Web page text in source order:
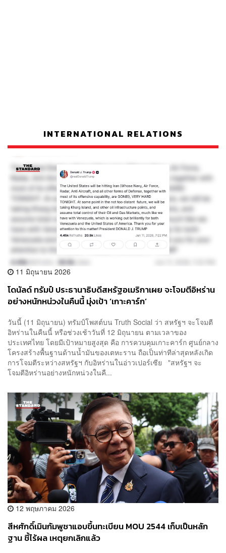
INTERNATIONAL RELATIONS
11 มิถุนายน 2026
โดนัลด์ ทรัมป์ ประธานาธิบดีสหรัฐอเมริกาเผย จะโจมตีอิหร่าน
อย่างหนักหน่วงในคืนนี้ มุ่งเป้า ‘เกาะคาร์ก’
วันนี้​ (11 มิถุนายน) ทรัมป์โพสต์บน Truth Social ว่า สหรัฐฯ จะโจมตี
อิหร่านในคืนนี้ หรือช่วงเช้าวันที่ 12 มิถุนายน ตามเวลาของ
ประเทศไทย โดยมีเป้าหมายสูงสุด คือ การควบคุมเกาะคาร์ก ศูนย์กลาง
โครงสร้างพื้นฐานด้านน้ำมันของเตหะราน ถือเป็นท่าทีล่าสุดหลังเกิด
การโจมตีระหว่างสหรัฐฯ กับอิหร่านในอ่าวเปอร์เซีย "สหรัฐฯ จะ
โจมตีอิหร่านอย่างหนักหน่วงในคื...
12 พฤษภาคม 2026
​​สีหศักดิ์​เมินกัมพูชาแอบขึ้นทะเบียน MOU 2544​ เก็บเป็นหลัก
ฐาน ชี้ไร้ผล เหตุยกเลิกแล้ว